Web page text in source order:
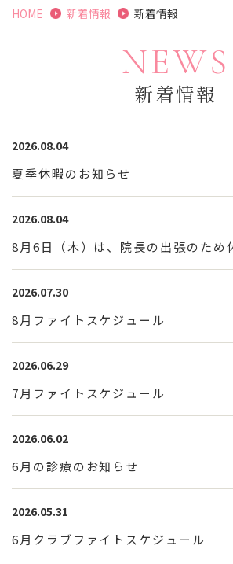
HOME 新着情報 新着情報
NEWS
新着情報
2026.08.04
夏季休暇のお知らせ
2026.08.04
8月6日（木）は、院長の出張のため
2026.07.30
8月ファイトスケジュール
2026.06.29
7月ファイトスケジュール
2026.06.02
6月の診療のお知らせ
2026.05.31
6月クラブファイトスケジュール